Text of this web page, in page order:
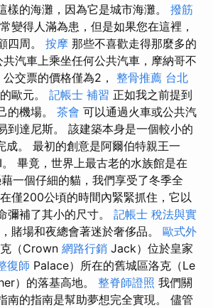
樣的海灘，因為它是城市海灘。 撥筋
變得人滿為患，但是如果您在這裡，
四周。 按摩 那些不喜歡走得那麼多的
汽車上乘坐任何公共汽車，摩納哥不
公交票的價格僅為2， 整骨推薦 台北
歐元。 記帳士 補習 正如我之前提到
的機場。 茶會 可以通過火車或公共汽
到達尼斯。 該建築本身是一個較小的
成。 最初的創意是阿爾伯特親王一
畢竟，世界上最古老的水族館是在
一個仔細的貓，我們享受了冬季全
僅200公頃的時間內緊緊抓住，它以
彌補了其小的尺寸。 記帳士 稅法與實
賭場和夜總會著迷於奢侈品。 歐式外
（Crown 網路行銷 Jack）位於皇家
復師 Palace）所在的舊城區洛克（Le
）的落基高地。 整脊師證照 我們關
南的指南是幫助夢想完全實現。 儘管